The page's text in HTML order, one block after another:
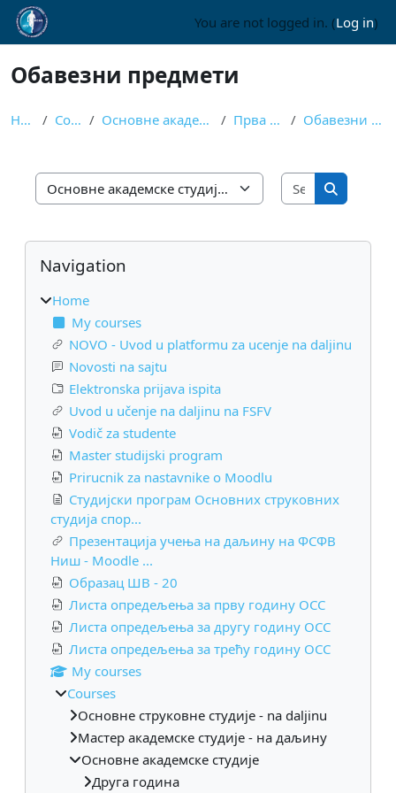
Skip to main content
You are not logged in. (Log in)
Обавезни предмети
Home Courses Основне академске студије Прва година Обавезни предмети
Course categories
Search
Search
Blocks
Skip Navigation
Navigation
Home
My courses
NOVO - Uvod u platformu za ucenje na daljinu
Novosti na sajtu
Elektronska prijava ispita
Uvod u učenje na daljinu na FSFV
Vodič za studente
Master studijski program
Prirucnik za nastavnike o Moodlu
Студијски програм Основних струковних
студија спор...
Презентација учења на даљину на ФСФВ
Ниш - Moodle ...
Образац ШВ - 20
Листа опредељења за прву годину ОСС
Листа опредељења за другу годину ОСС
Листа опредељења за трећу годину ОСС
My courses
Courses
Основне струковне студије - na daljinu
Мастер академске студије - на даљину
Основне академске студије
Друга година